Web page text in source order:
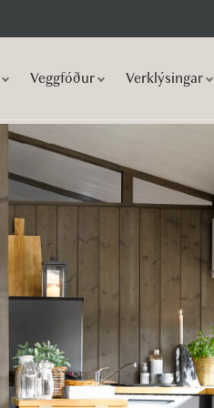
Veggfóður Verklýsingar